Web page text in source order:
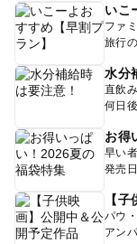
いこ
ファ
旅行
水分
直飲
何日
お得
早い
発売
【
パウ
アン